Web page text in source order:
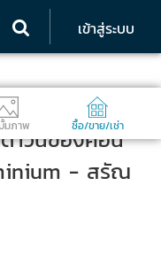
เข้าสู่ระบบ
มภาพ ซื้อ/ขาย/เช่า
าวน์ของคอน
- สรัณ